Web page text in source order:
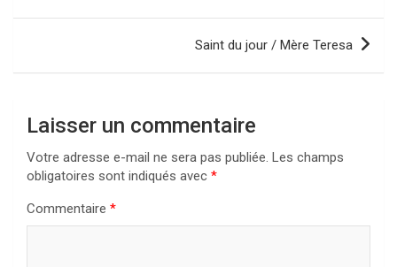
l’article
Saint du jour / Mère Teresa
Laisser un commentaire
Votre adresse e-mail ne sera pas publiée. Les champs
obligatoires sont indiqués avec *
Commentaire *